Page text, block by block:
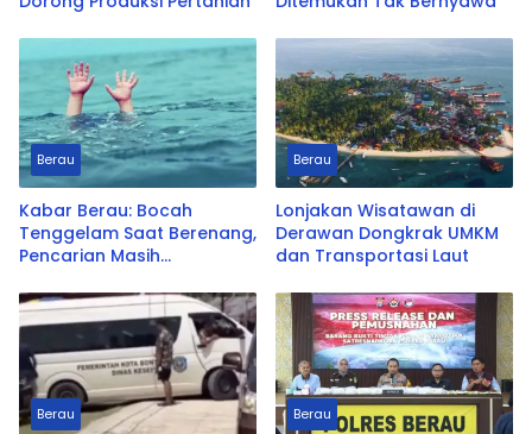
Berau
Kabar Berau: Bocah
Tenggelam Saat Berenang,
Pencarian Masih
Berau
Lonjakan Wisatawan di
Derawan Dongkrak UMKM
dan Transportasi Laut
Berau Berau